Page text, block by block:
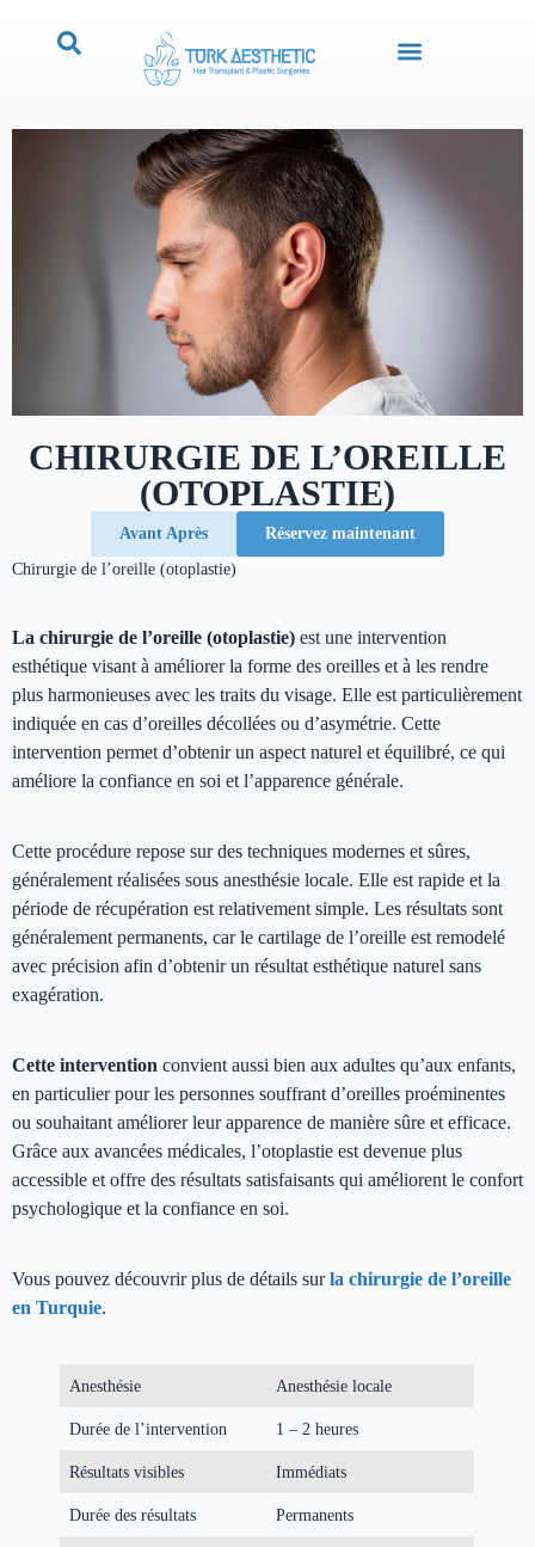
CHIRURGIE DE L’OREILLE
(OTOPLASTIE)
Avant Après
Réservez maintenant
Chirurgie de l’oreille (otoplastie)
La chirurgie de l’oreille (otoplastie) est une intervention
esthétique visant à améliorer la forme des oreilles et à les rendre
plus harmonieuses avec les traits du visage. Elle est particulièrement
indiquée en cas d’oreilles décollées ou d’asymétrie. Cette
intervention permet d’obtenir un aspect naturel et équilibré, ce qui
améliore la confiance en soi et l’apparence générale.
Cette procédure repose sur des techniques modernes et sûres,
généralement réalisées sous anesthésie locale. Elle est rapide et la
période de récupération est relativement simple. Les résultats sont
généralement permanents, car le cartilage de l’oreille est remodelé
avec précision afin d’obtenir un résultat esthétique naturel sans
exagération.
Cette intervention convient aussi bien aux adultes qu’aux enfants,
en particulier pour les personnes souffrant d’oreilles proéminentes
ou souhaitant améliorer leur apparence de manière sûre et efficace.
Grâce aux avancées médicales, l’otoplastie est devenue plus
accessible et offre des résultats satisfaisants qui améliorent le confort
psychologique et la confiance en soi.
Vous pouvez découvrir plus de détails surla chirurgie de l’oreille
en Turquie.
Anesthésie Anesthésie locale
Durée de l’intervention 1 – 2 heures
Résultats visibles Immédiats
Durée des résultats Permanents